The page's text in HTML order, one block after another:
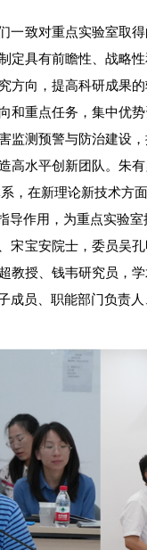
致对重点实验室取
具有前瞻性、战略
向，提高科研成果
和重点任务，集中优
测预警与防治建设
水平创新团队。朱
，在新理论新技术方
作用，为重点实验室
宝安院士，委员吴
授、钱韦研究员，
员、职能部门负责